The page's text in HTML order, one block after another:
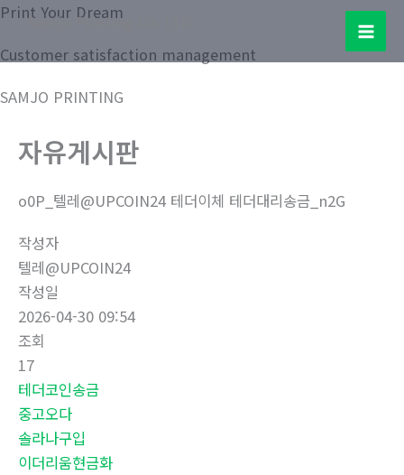
콘
츠
건
Samjo Printing Co. LTD.
Main
Print Your Dream
Customer satisfaction management
SAMJO PRINTING
자유게시판
o0P_텔레@UPCOIN24 테더이체 테더대리송금_n2G
작성자
텔레@UPCOIN24
작성일
2026-04-30 09:54
조회
17
테더코인송금
중고오다
솔라나구입
이더리움현금화